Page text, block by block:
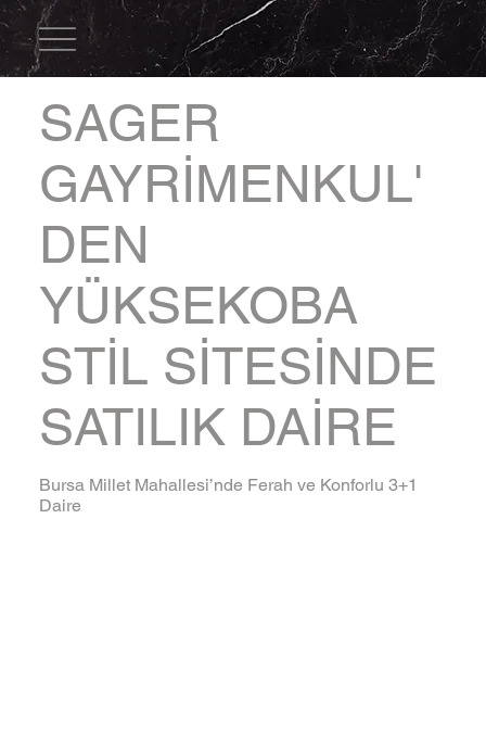
SAGER
GAYRİMENKUL'
DEN
YÜKSEKOBA
STİL SİTESİNDE
SATILIK DAİRE
Bursa Millet Mahallesi’nde Ferah ve Konforlu 3+1
Daire